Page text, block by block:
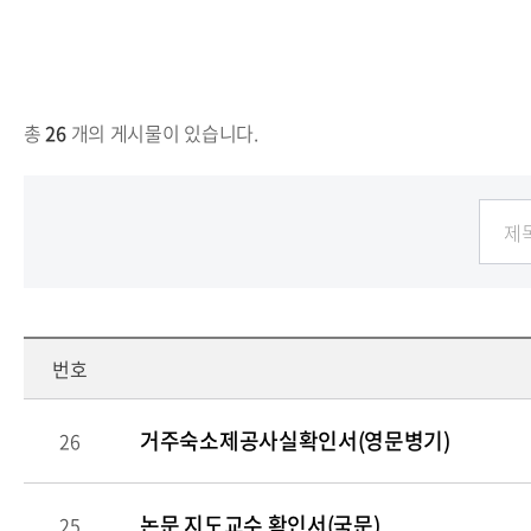
총26개의 게시물이 있습니다.
번호
26 거주숙소제공사실확인서(영문병기)
25 논문 지도교수 확인서(국문)